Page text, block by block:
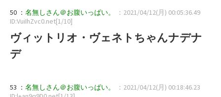
50 ： 名無しさん＠お腹いっぱい。
：2021/04/12(月) 00:05:36.49
ID:VuiIhZvc0.net[1/10]
ヴィットリオ・ヴェネトちゃんナデナ
デ
53 ： 名無しさん＠お腹いっぱい。
：2021/04/12(月) 00:18:46.23